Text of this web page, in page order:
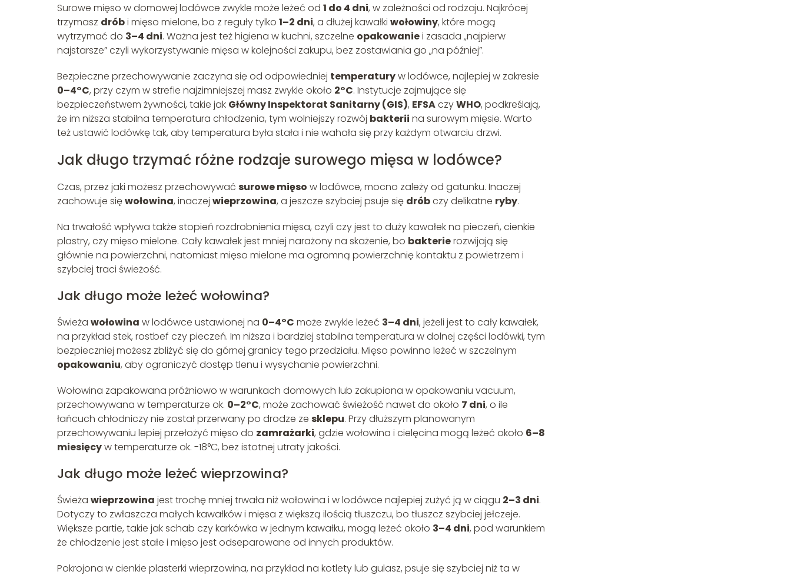
Surowe mięso w domowej lodówce zwykle może leżeć od 1 do 4 dni, w zależności od rodzaju. Najkrócej
trzymasz dróbi mięso mielone, bo z reguły tylko 1–2 dni, a dłużej kawałki wołowiny, które mogą
wytrzymać do 3–4 dni. Ważna jest też higiena w kuchni, szczelne opakowaniei zasada „najpierw
najstarsze” czyli wykorzystywanie mięsa w kolejności zakupu, bez zostawiania go „na później”.
Bezpieczne przechowywanie zaczyna się od odpowiedniej temperaturyw lodówce, najlepiej w zakresie
0–4°C, przy czym w strefie najzimniejszej masz zwykle około 2°C. Instytucje zajmujące się
bezpieczeństwem żywności, takie jak Główny Inspektorat Sanitarny (GIS), EFSAczyWHO, podkreślają,
że im niższa stabilna temperatura chłodzenia, tym wolniejszy rozwój bakterii na surowym mięsie. Warto
też ustawić lodówkę tak, aby temperatura była stała i nie wahała się przy każdym otwarciu drzwi.
Jak długo trzymać różne rodzaje surowego mięsa w lodówce?
Czas, przez jaki możesz przechowywać surowe mięso w lodówce, mocno zależy od gatunku. Inaczej
zachowuje sięwołowina, inaczej wieprzowina, a jeszcze szybciej psuje się dróbczy delikatne ryby.
Na trwałość wpływa także stopień rozdrobnienia mięsa, czyli czy jest to duży kawałek na pieczeń, cienkie
plastry, czy mięso mielone. Cały kawałek jest mniej narażony na skażenie, bo bakterierozwijają się
głównie na powierzchni, natomiast mięso mielone ma ogromną powierzchnię kontaktu z powietrzem i
szybciej traci świeżość.
Jak długo może leżeć wołowina?
Świeża wołowina w lodówce ustawionej na 0–4°C może zwykle leżeć 3–4 dni, jeżeli jest to cały kawałek,
na przykład stek, rostbef czy pieczeń. Im niższa i bardziej stabilna temperatura w dolnej części lodówki, tym
bezpieczniej możesz zbliżyć się do górnej granicy tego przedziału. Mięso powinno leżeć w szczelnym
opakowaniu, aby ograniczyć dostęp tlenu i wysychanie powierzchni.
Wołowina zapakowana próżniowo w warunkach domowych lub zakupiona w opakowaniu vacuum,
przechowywana w temperaturze ok. 0–2°C, może zachować świeżość nawet do około 7 dni, o ile
łańcuch chłodniczy nie został przerwany po drodze ze sklepu. Przy dłuższym planowanym
przechowywaniu lepiej przełożyć mięso do zamrażarki, gdzie wołowina i cielęcina mogą leżeć około 6–8
miesięcyw temperaturze ok. -18°C, bez istotnej utraty jakości.
Jak długo może leżeć wieprzowina?
Świeża wieprzowina jest trochę mniej trwała niż wołowina i w lodówce najlepiej zużyć ją w ciągu 2–3 dni.
Dotyczy to zwłaszcza małych kawałków i mięsa z większą ilością tłuszczu, bo tłuszcz szybciej jełczeje.
Większe partie, takie jak schab czy karkówka w jednym kawałku, mogą leżeć około 3–4 dni, pod warunkiem
że chłodzenie jest stałe i mięso jest odseparowane od innych produktów.
Pokrojona w cienkie plasterki wieprzowina, na przykład na kotlety lub gulasz, psuje się szybciej niż ta w